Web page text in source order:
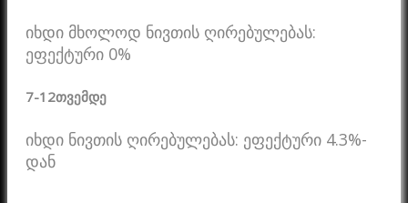
იხდი მხოლოდ ნივთის ღირებულებას:
ეფექტური 0%
7-12თვემდე
იხდი ნივთის ღირებულებას: ეფექტური 4.3%-
დან